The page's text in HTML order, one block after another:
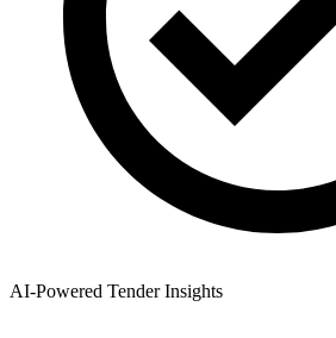
AI-Powered Tender Insights